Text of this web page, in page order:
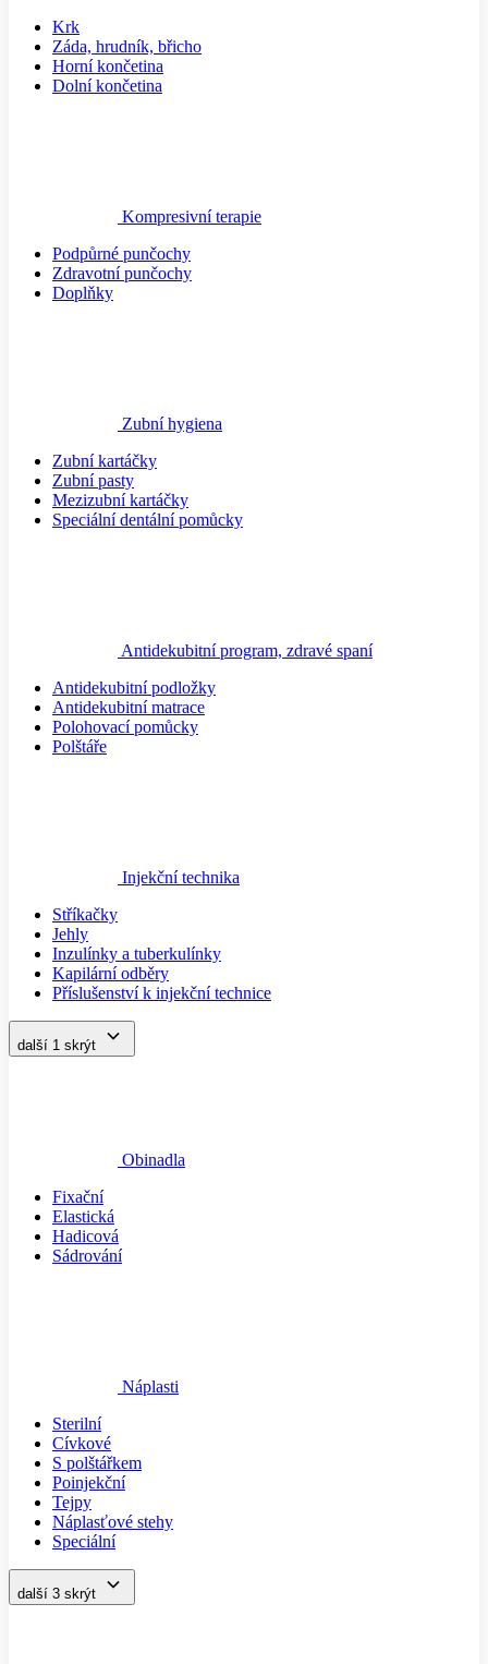
Krk
Záda, hrudník, břicho
Horní končetina
Dolní končetina
Kompresivní terapie
Podpůrné punčochy
Zdravotní punčochy
Doplňky
Zubní hygiena
Zubní kartáčky
Zubní pasty
Mezizubní kartáčky
Speciální dentální pomůcky
Antidekubitní program, zdravé spaní
Antidekubitní podložky
Antidekubitní matrace
Polohovací pomůcky
Polštáře
Injekční technika
Stříkačky
Jehly
Inzulínky a tuberkulínky
Kapilární odběry
Příslušenství k injekční technice
další 1 skrýt
Obinadla
Fixační
Elastická
Hadicová
Sádrování
Náplasti
Sterilní
Cívkové
S polštářkem
Poinjekční
Tejpy
Náplasťové stehy
Speciální
další 3 skrýt